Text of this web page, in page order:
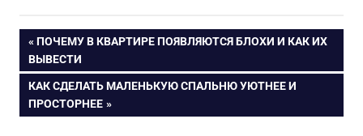
маленькой
кухни
интерьера
спальни
Навигация
по
записям
ПРЕДЫДУЩАЯ
ЗАПИСЬ:
ПОЧЕМУ В КВАРТИРЕ ПОЯВЛЯЮТСЯ БЛОХИ И КАК ИХ
ВЫВЕСТИ
СЛЕДУЮЩАЯ
ЗАПИСЬ:
КАК СДЕЛАТЬ МАЛЕНЬКУЮ СПАЛЬНЮ УЮТНЕЕ И
ПРОСТОРНЕЕ